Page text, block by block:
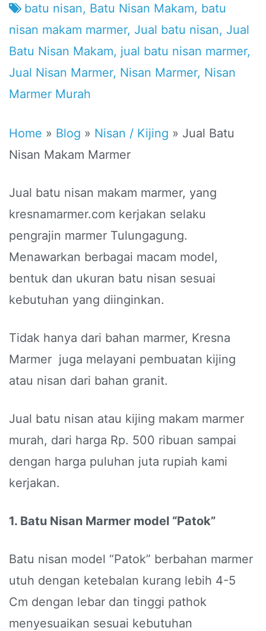
batu nisan, Batu Nisan Makam, batu
nisan makam marmer, Jual batu nisan, Jual
Batu Nisan Makam, jual batu nisan marmer,
Jual Nisan Marmer, Nisan Marmer, Nisan
Marmer Murah
Home » Blog » Nisan / Kijing » Jual Batu
Nisan Makam Marmer
Jual batu nisan makam marmer, yang
kresnamarmer.com kerjakan selaku
pengrajin marmer Tulungagung.
Menawarkan berbagai macam model,
bentuk dan ukuran batu nisan sesuai
kebutuhan yang diinginkan.
Tidak hanya dari bahan marmer, Kresna
Marmer juga melayani pembuatan kijing
atau nisan dari bahan granit.
Jual batu nisan atau kijing makam marmer
murah, dari harga Rp. 500 ribuan sampai
dengan harga puluhan juta rupiah kami
kerjakan.
1. Batu Nisan Marmer model “Patok”
Batu nisan model “Patok” berbahan marmer
utuh dengan ketebalan kurang lebih 4-5
Cm dengan lebar dan tinggi pathok
menyesuaikan sesuai kebutuhan